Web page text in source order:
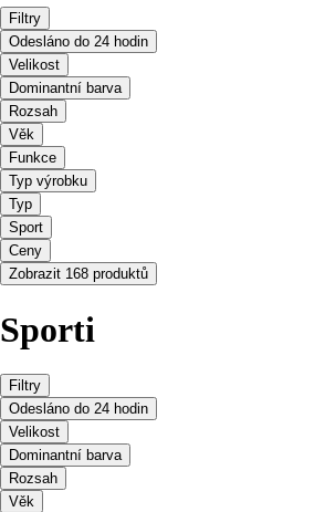
Filtry
Odesláno do 24 hodin
Velikost
Dominantní barva
Rozsah
Věk
Funkce
Typ výrobku
Typ
Sport
Ceny
Zobrazit 168 produktů
Sporti
Filtry
Odesláno do 24 hodin
Velikost
Dominantní barva
Rozsah
Věk